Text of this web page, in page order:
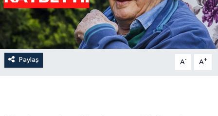
Paylaş A- A+
KÜLTÜR-SANAT
KSÜ
DÜNYA